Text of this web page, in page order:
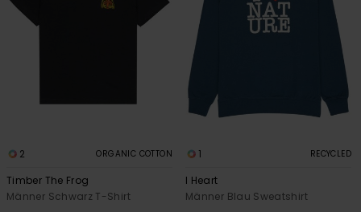
2 ORGANIC COTTON
Timber The Frog
Männer Schwarz T-Shirt
1 RECYCLED
I Heart
Männer Blau Sweatshirt